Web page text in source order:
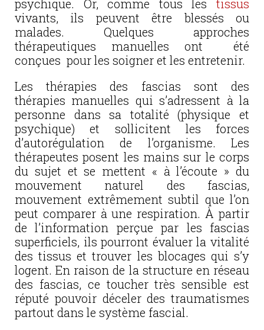
psychique. Or, comme tous les tissus
vivants, ils peuvent être blessés ou
malades. Quelques approches
thérapeutiques manuelles ont été
conçues pour les soigner et les entretenir.
Les
thérapies des fascias sont des
thérapies manuelles qui s’adressent à la
personne dans sa totalité (physique et
psychique) et sollicitent les forces
d’autorégulation de l’organisme. Les
thérapeutes posent les mains sur le corps
du sujet et se mettent « à l’écoute » du
mouvement naturel des fascias,
mouvement extrêmement subtil que l’on
peut comparer à une respiration. À partir
de l’information perçue par les fascias
superficiels, ils pourront évaluer la vitalité
des tissus et trouver les blocages qui s’y
logent. En raison de la structure en réseau
des fascias, ce toucher très sensible est
réputé pouvoir déceler des traumatismes
partout dans le système fascial.